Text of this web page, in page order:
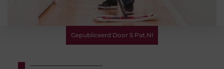
Gepubliceerd Door S Pat.nl